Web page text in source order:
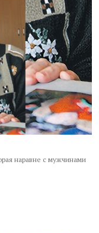
наравне с мужчинами